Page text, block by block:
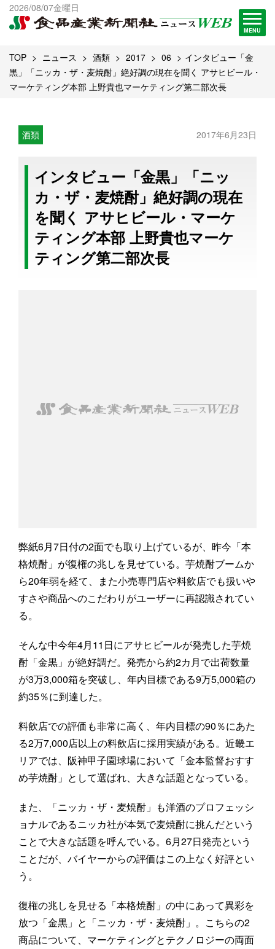
2026/08/07金曜日
MENU
出版物一覧へ
試読・購読申し込み
TOP ニュース 酒類 2017 06
インタビュー「金
黒」「ニッカ・ザ・麦焼酎」絶好調の現在を聞く アサヒビール・
マーケティング本部 上野貴也マーケティング第二部次長
酒類 2017年6月23日
インタビュー「金黒」「ニッ
カ・ザ・麦焼酎」絶好調の現在
を聞く アサヒビール・マーケ
ティング本部 上野貴也マーケ
ティング第二部次長
弊紙6月7日付の2面でも取り上げているが、昨今「本
格焼酎」が復権の兆しを見せている。芋焼酎ブームか
ら20年弱を経て、また小売専門店や料飲店でも扱いや
すさや商品へのこだわりがユーザーに再認識されてい
る。
そんな中今年4月11日にアサヒビールが発売した芋焼
酎「金黒」が絶好調だ。発売から約2カ月で出荷数量
が3万3,000箱を突破し、年内目標である9万5,000箱の
約35％に到達した。
料飲店での評価も非常に高く、年内目標の90％にあた
る2万7,000店以上の料飲店に採用実績がある。近畿エ
リアでは、阪神甲子園球場において「金本監督おすす
め芋焼酎」として選ばれ、大きな話題となっている。
また、「ニッカ・ザ・麦焼酎」も洋酒のプロフェッシ
ョナルであるニッカ社が本気で麦焼酎に挑んだという
ことで大きな話題を呼んでいる。6月27日発売という
ことだが、バイヤーからの評価はこの上なく好評とい
う。
復権の兆しを見せる「本格焼酎」の中にあって異彩を
放つ「金黒」と「ニッカ・ザ・麦焼酎」。こちらの2
商品について、マーケティングとテクノロジーの両面